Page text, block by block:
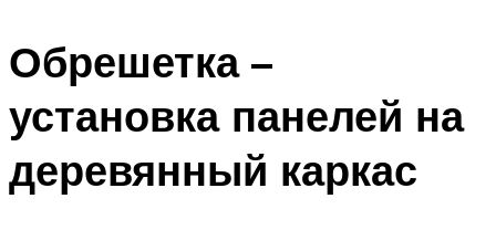
Обрешетка –
установка панелей на
деревянный каркас